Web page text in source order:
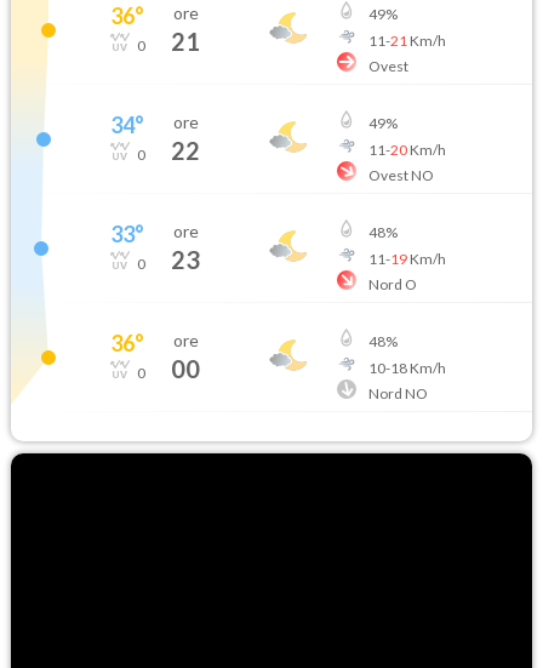
36°
0
ore
21
49%
11-21 Km/h
Ovest
34°
0
ore
22
49%
11-20Km/h
Ovest NO
33°
0
ore
23
48%
11-19Km/h
Nord O
36°
0
ore
00
48%
10-18Km/h
Nord NO